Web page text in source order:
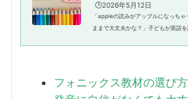
🕒️2026年5月12日
「appleの読みがアップルになっち
ままで大丈夫かな？」子どもが英語
フォニックス教材の選び方